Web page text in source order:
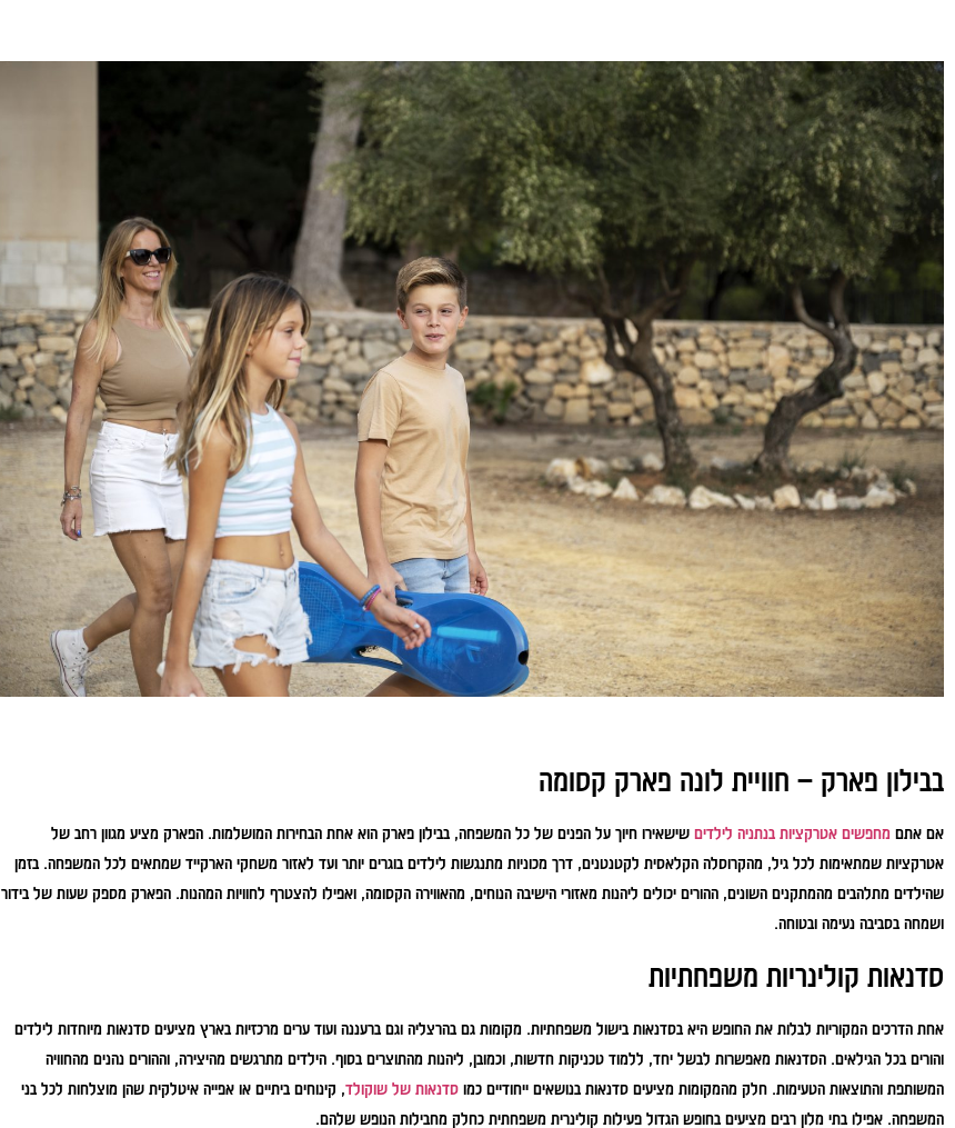
בבילון פארק – חוויית לונה פארק קסומה
אם אתם מחפשים אטרקציות בנתניה לילדים שישאירו חיוך על הפנים של כל המשפחה, בבילון פארק הוא אחת הבחירות המושלמות. הפארק מציע מגוון רחב של
אטרקציות שמתאימות לכל גיל, מהקרוסלה הקלאסית לקטנטנים, דרך מכוניות מתנגשות לילדים בוגרים יותר ועד לאזור משחקי הארקייד שמתאים לכל המשפחה. בזמן
שהילדים מתלהבים מהמתקנים השונים, ההורים יכולים ליהנות מאזורי הישיבה הנוחים, מהאווירה הקסומה, ואפילו להצטרף לחוויות המהנות. הפארק מספק שעות של בידור
ושמחה בסביבה נעימה ובטוחה.
סדנאות קולינריות משפחתיות
אחת הדרכים המקוריות לבלות את החופש היא בסדנאות בישול משפחתיות. מקומות גם בהרצליה וגם ברעננה ועוד ערים מרכזיות בארץ מציעים סדנאות מיוחדות לילדים
והורים בכל הגילאים. הסדנאות מאפשרות לבשל יחד, ללמוד טכניקות חדשות, וכמובן, ליהנות מהתוצרים בסוף. הילדים מתרגשים מהיצירה, וההורים נהנים מהחוויה
המשותפת והתוצאות הטעימות. חלק מהמקומות מציעים סדנאות בנושאים ייחודיים כמו סדנאות של שוקולד, קינוחים ביתיים או אפייה איטלקית שהן מוצלחות לכל בני
המשפחה. אפילו בתי מלון רבים מציעים בחופש הגדול פעילות קולינרית משפחתית כחלק מחבילות הנופש שלהם.